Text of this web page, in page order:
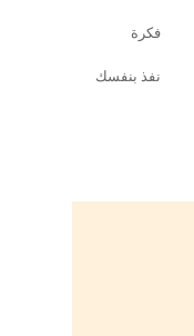
فكرة
نفذ بنفسك